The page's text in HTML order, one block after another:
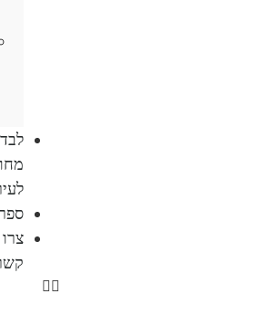
לבד
צרו